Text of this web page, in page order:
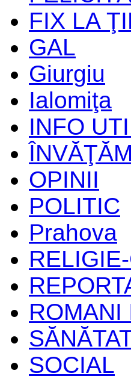
FIX LA
GAL
Giurgiu
Ialomiţa
INFO
OPINII
POLITIC
Prahova
ROMANI
SOCIAL